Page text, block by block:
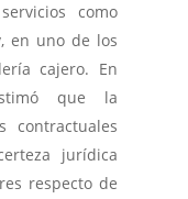
como
en uno de los
cajero. En
que la
contractuales
jurídica
respecto de